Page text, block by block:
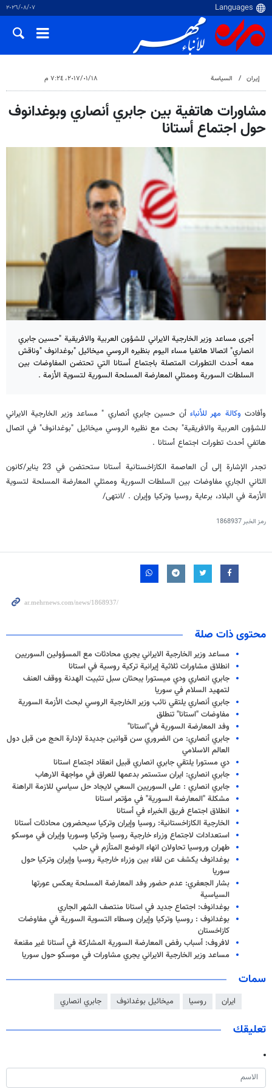
٠٧‏/٠٨‏/٢٠٢٦
إيران السياسة ١٨‏/٠١‏/٢٠١٧، ٧:٢٤ م
مشاورات هاتفية بين جابري أنصاري وبوغدانوف
حول اجتماع أستانا
أجرى مساعد وزير الخارجية الايراني للشؤون العربية والافريقية "حسين جابري
انصاري" اتصالا هاتفيا مساء اليوم بنظيره الروسي ميخائيل "بوغدانوف "وناقش
معه أحدث التطورات المتصلة باجتماع أستانا التي تحتضن المفاوضات بين
السلطات السورية وممثلي المعارضة المسلحة السورية لتسوية الأزمة .
وأفادت وكالة مهر للأنباء أن حسين جابري أنصاري " مساعد وزير الخارجية الايراني
للشؤون العربية والافريقية" بحث مع نظيره الروسي ميخائيل "بوغدانوف" في اتصال
هاتفي أحدث تطورات اجتماع أستانا .
تجدر الإشارة إلى أن العاصمة الكازاخستانية أستانا ستحتضن في 23 يناير/كانون
الثاني الجاري مفاوضات بين السلطات السورية وممثلي المعارضة المسلحة لتسوية
الأزمة في البلاد، برعاية روسيا وتركيا وإيران . /انتهى/
رمز الخبر1868937
محتوى ذات صلة
مساعد وزير الخارجية الايراني يجري محادثات مع المسؤولين السوريين
انطلاق مشاورات ثلاثية إيرانية تركية روسية في استانا
جابري انصاري ودي ميستورا يبحثان سبل تثبيت الهدنة ووقف العنف
لتمهيد السلام في سوريا
جابري أنصاري يلتقي نائب وزير الخارجية الروسي لبحث الأزمة السورية
مفاوضات "استانا" تنطلق
وفد المعارضة السورية في"استانا"
جابري أنصاري: من الضروري سن قوانين جديدة لإدارة الحج من قبل دول
العالم الاسلامي
دي مستورا يلتقي جابري انصاري قبيل انعقاد اجتماع استانا
جابري انصاري: ايران ستستمر بدعمها للعراق في مواجهة الارهاب
جابري انصاري : على السوريين السعي لايجاد حل سياسي للازمة الراهنة
مشكلة "المعارضة السورية" في مؤتمر استانا
انطلاق اجتماع فريق الخبراء في أستانا
الخارجية الكازاخستانية: روسيا وإيران وتركيا سيحضرون محادثات أستانا
استعدادات لاجتماع وزراء خارجية روسيا وتركيا وسوريا وإيران في موسكو
طهران وروسيا تحاولان انهاء الوضع المتأزم في حلب
بوغدانوف يكشف عن لقاء بين وزراء خارجية روسيا وإيران وتركيا حول
سوريا
بشار الجعفري: عدم حضور وفد المعارضة المسلحة يعكس عورتها
السياسية
بوغدانوف: اجتماع جديد في استانا منتصف الشهر الجاري
بوغدانوف : روسيا وتركيا وإيران وسطاء التسوية السورية في مفاوضات
كازاخستان
لافروف: أسباب رفض المعارضة السورية المشاركة في أستانا غير مقنعة
مساعد وزير الخارجية الايراني يجري مشاورات في موسكو حول سوريا
سمات
ايران روسيا ميخائيل بوغدانوف جابري انصاري
تعليقك